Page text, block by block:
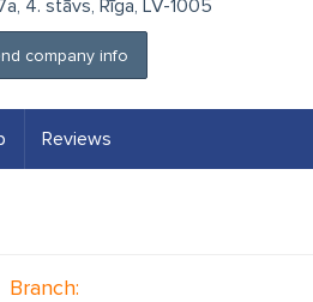
4. stāvs, Rīga, LV-1005
company info
Reviews
Branch: